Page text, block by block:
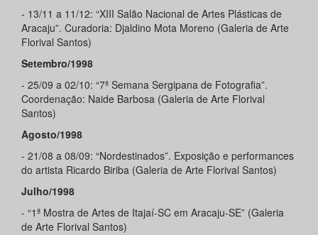
- 13/11 a 11/12: “XIII Salão Nacional de Artes Plásticas de
Aracaju”. Curadoria: Djaldino Mota Moreno (Galeria de Arte
Florival Santos)
Setembro/1998
- 25/09 a 02/10: “7ª Semana Sergipana de Fotografia”.
Coordenação: Naide Barbosa (Galeria de Arte Florival
Santos)
Agosto/1998
- 21/08 a 08/09: “Nordestinados”. Exposição e performances
do artista Ricardo Biriba (Galeria de Arte Florival Santos)
Julho/1998
- “1ª Mostra de Artes de Itajaí-SC em Aracaju-SE” (Galeria
de Arte Florival Santos)